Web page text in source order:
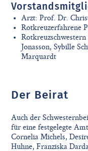
Arzt: Prof. Dr.
Rotkreuzerfahrene
Jonasson, Sybille
Marquardt
Der Beirat
Auch der
für eine festgelegte
Cornelia Michels,
Huhne, Franziska